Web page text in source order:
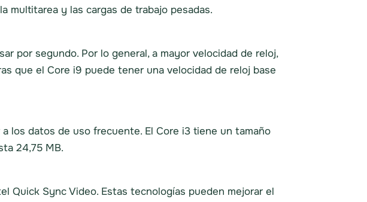
multitarea y las cargas de trabajo pesadas.
por segundo. Por lo general, a mayor velocidad de reloj,
que el Core i9 puede tener una velocidad de reloj base
los datos de uso frecuente. El Core i3 tiene un tamaño
24,75 MB.
Quick Sync Video. Estas tecnologías pueden mejorar el